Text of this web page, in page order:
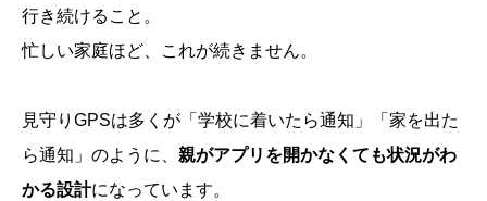
行き続けること。
忙しい家庭ほど、これが続きません。
見守りGPSは多くが「学校に着いたら通知」「家を出た
ら通知」のように、 親がアプリを開かなくても状況がわ
かる設計になっています。